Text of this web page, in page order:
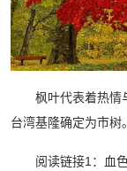
枫叶代表着热情与
台湾基隆确定为市树。
阅读链接1：血